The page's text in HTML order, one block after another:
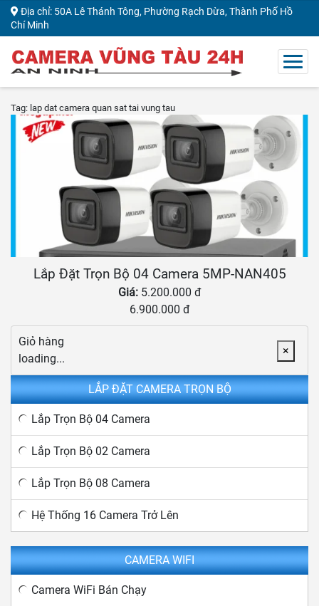
Địa chỉ: 50A Lê Thánh Tông, Phường Rạch Dừa, Thành Phố Hồ
Chí Minh
Tag: lap dat camera quan sat tai vung tau
Lắp Đặt Trọn Bộ 04 Camera 5MP-NAN405
Giá: 5.200.000 đ
6.900.000 đ
×
Giỏ hàng
loading...
LẮP ĐẶT CAMERA TRỌN BỘ
Lắp Trọn Bộ 04 Camera
Lắp Trọn Bộ 02 Camera
Lắp Trọn Bộ 08 Camera
Hệ Thống 16 Camera Trở Lên
CAMERA WIFI
Camera WiFi Bán Chạy